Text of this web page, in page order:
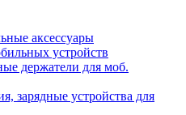
аксессуары
устройств
держатели для моб.
зарядные устройства для